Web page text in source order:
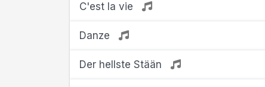
C'est la vie
Danze
Der hellste Stään